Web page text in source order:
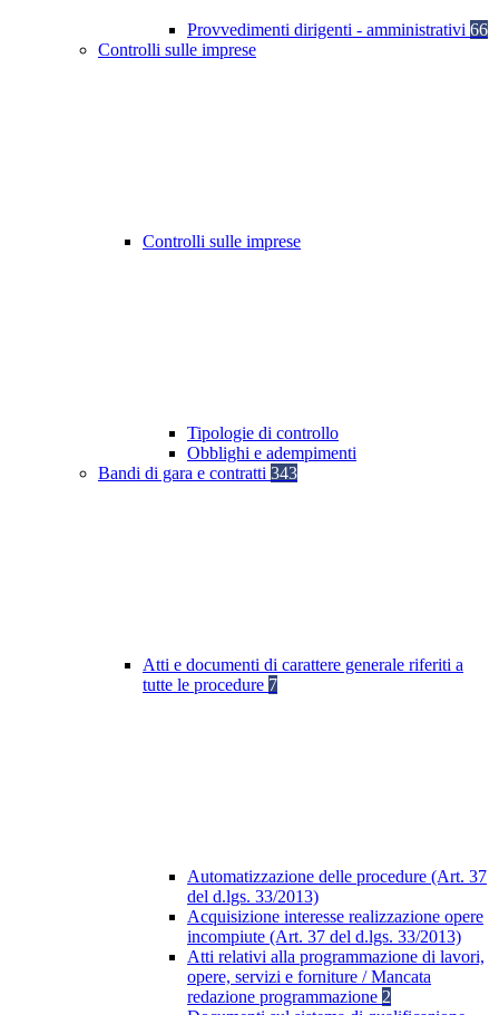
Provvedimenti dirigenti - amministrativi 66
Controlli sulle imprese
Controlli sulle imprese
Tipologie di controllo
Obblighi e adempimenti
Bandi di gara e contratti 343
Atti e documenti di carattere generale riferiti a
tutte le procedure 7
Automatizzazione delle procedure (Art. 37
del d.lgs. 33/2013)
Acquisizione interesse realizzazione opere
incompiute (Art. 37 del d.lgs. 33/2013)
Atti relativi alla programmazione di lavori,
opere, servizi e forniture / Mancata
redazione programmazione 2